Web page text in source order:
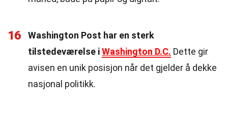
16
Washington Post har en sterk
tilstedeværelse iWashington D.C. Dette gir
avisen en unik posisjon når det gjelder å dekke
nasjonal politikk.